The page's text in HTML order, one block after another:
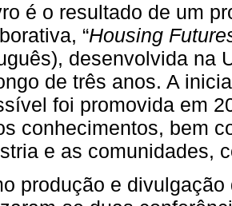
é o resultado de um
“Housing
desenvolvida na
de três anos. A
foi promovida em
conhecimentos, bem
e as comunidades,
produção e